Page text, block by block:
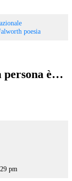
poesia
persona è…
pm